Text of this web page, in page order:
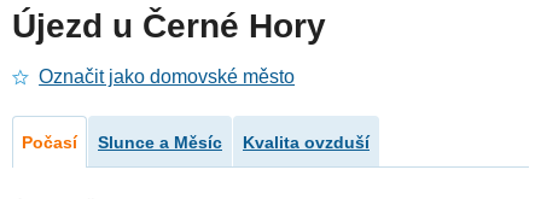
Újezd u Černé Hory
Označit jako domovské město
Počasí Slunce a Měsíc Kvalita ovzduší